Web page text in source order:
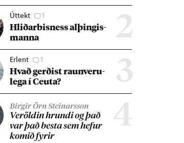
2
Úttekt 1
Hlið­ar­bis­ness al­þing­is­
manna
3
Erlent 1
Hvað gerð­ist raun­veru­
lega í Ceuta?
4
Birgir Örn Steinarsson
Ver­öld­in hrundi og það
var það besta sem hef­ur
kom­ið fyr­ir